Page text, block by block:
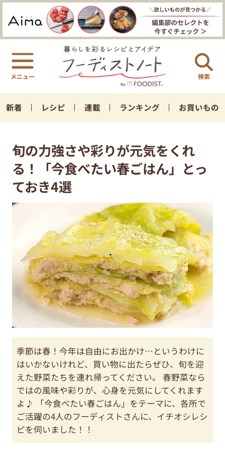
検索
新着 レシピ 連載 ランキング お買いもの
旬の力強さや彩りが元気をくれ
る！「今食べたい春ごはん」とっ
ておき4選
季節は春！今年は自由にお出かけ…というわけに
はいかないけれど、買い物に出たらぜひ、旬を迎
えた野菜たちを連れ帰ってください。 春野菜なら
ではの風味や彩りが、心身を元気にしてくれます
よ♪ 「今食べたい春ごはん」をテーマに、各所で
ご活躍の4人のフーディストさんに、イチオシレシ
ピを伺いました！！